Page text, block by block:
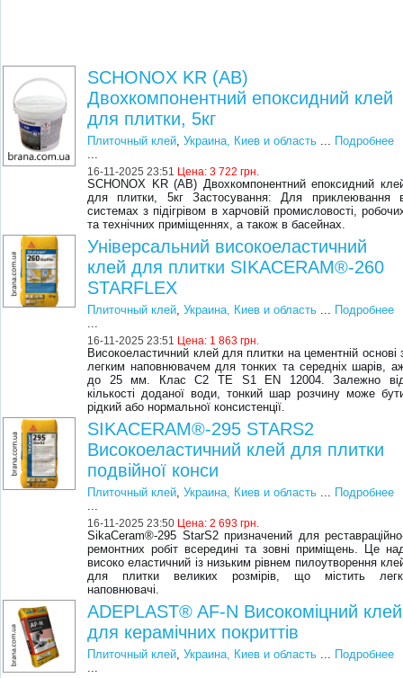
SCHONOX KR (AB)
Двохкомпонентний епоксидний клей
для плитки, 5кг
Плиточный клей,Украина, Киев и область ... Подробнее
...
16-11-2025 23:51 Цена:3 722 грн.
SCHONOX KR (AB) Двохкомпонентний епоксидний
для плитки, 5кг Застосування: Для приклеювання
системах з підігрівом в харчовій промисловості,
та технічних приміщеннях, а також в басейнах.
Універсальний високоеластичний
клей для плитки SIKACERAM®-260
STARFLEX
Плиточный клей,Украина, Киев и область ... Подробнее
...
16-11-2025 23:51 Цена: 1 863 грн.
Високоеластичний клей для плитки на цементній основі
легким наповнювачем для тонких та середніх шарів,
до 25 мм. Клас C2 TE S1 EN 12004. Залежно
кількості доданої води, тонкий шар розчину може
рідкий або нормальної консистенції.
SIKACERAM®-295 STARS2
Високоеластичний клей для плитки
подвійної конси
Плиточный клей,Украина, Киев и область ... Подробнее
...
16-11-2025 23:50 Цена:2 693 грн.
SikaCeram®-295 StarS2 призначений для
ремонтних робіт всередині та зовні приміщень. Це
високо еластичний із низьким рівнем пилоутворення
для плитки великих розмірів, що містить
наповнювачі.
ADEPLAST® AF-N Високоміцний клей
для керамічних покриттів
Плиточный клей,Украина, Киев и область ... Подробнее
...